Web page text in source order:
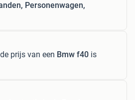
Personenwagen,
prijs van een Bmw f40 is